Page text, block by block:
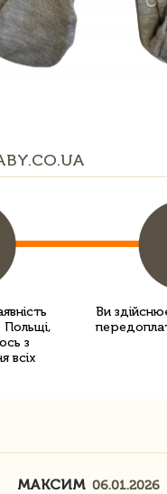
Польщі,
з
всіх
Ви
МАКСИМ 06.01.2026